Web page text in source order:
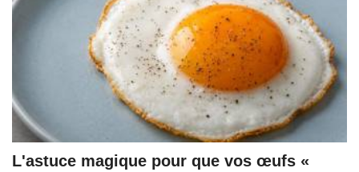
L'astuce magique pour que vos œufs «